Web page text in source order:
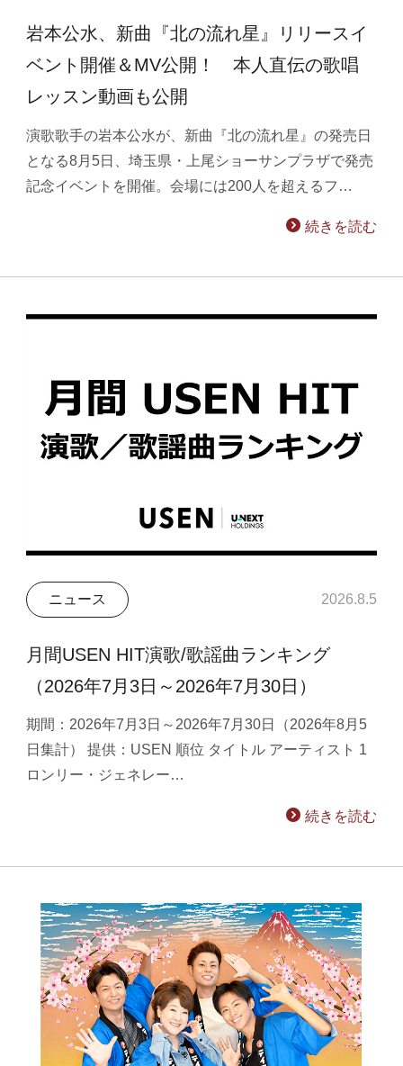
岩本公水、新曲『北の流れ星』リリースイ
ベント開催＆MV公開！ 本人直伝の歌唱
レッスン動画も公開
演歌歌手の岩本公水が、新曲『北の流れ星』の発売日
となる8月5日、埼玉県・上尾ショーサンプラザで発売
記念イベントを開催。会場には200人を超えるフ…
続きを読む
ニュース 2026.8.5
月間USEN HIT演歌/歌謡曲ランキング
（2026年7月3日～2026年7月30日）
期間：2026年7月3日～2026年7月30日（2026年8月5
日集計） 提供：USEN 順位 タイトル アーティスト 1
ロンリー・ジェネレー…
続きを読む